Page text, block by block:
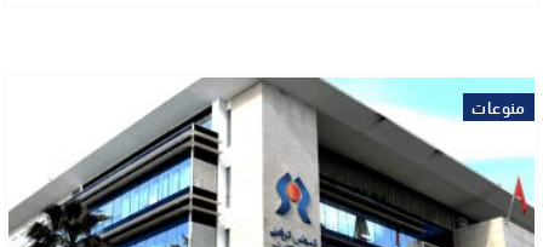
منوعات